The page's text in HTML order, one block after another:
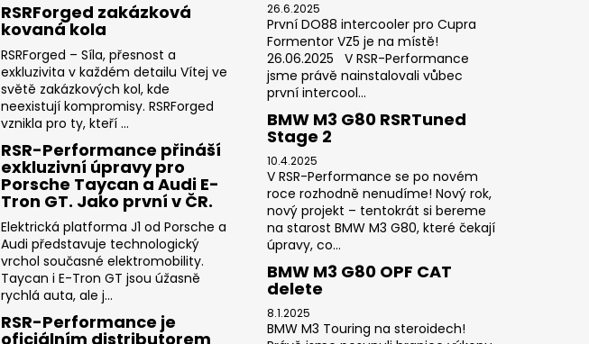
RSRForged zakázková
kovaná kola
RSRForged – Síla, přesnost a
exkluzivita v každém detailu Vítej ve
světě zakázkových kol, kde
neexistují kompromisy. RSRForged
vznikla pro ty, kteří ...
RSR-Performance přináší
exkluzivní úpravy pro
Porsche Taycan a Audi E-
Tron GT. Jako první v ČR.
Elektrická platforma J1 od Porsche a
Audi představuje technologický
vrchol současné elektromobility.
Taycan i E-Tron GT jsou úžasně
rychlá auta, ale j...
RSR-Performance je
oficiálním distributorem
26.6.2025
První DO88 intercooler pro Cupra
Formentor VZ5 je na místě!
26.06.2025 V RSR-Performance
jsme právě nainstalovali vůbec
první intercool...
BMW M3 G80 RSRTuned
Stage 2
10.4.2025
V RSR-Performance se po novém
roce rozhodně nenudíme! Nový rok,
nový projekt – tentokrát si bereme
na starost BMW M3 G80, které čekají
úpravy, co...
BMW M3 G80 OPF CAT
delete
8.1.2025
BMW M3 Touring na steroidech!